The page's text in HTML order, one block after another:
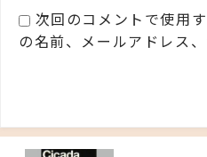
次回のコメントで使用
の名前、メールアドレス